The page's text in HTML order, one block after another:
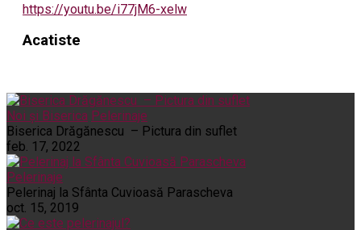
https://youtu.be/i77jM6-xelw
Acatiste
Noi și Biserica Pelerinaje
Biserica Drăgănescu – Pictura din suflet
feb. 17, 2022
Pelerinaje
Pelerinaj la Sfânta Cuvioasă Parascheva
oct. 15, 2019